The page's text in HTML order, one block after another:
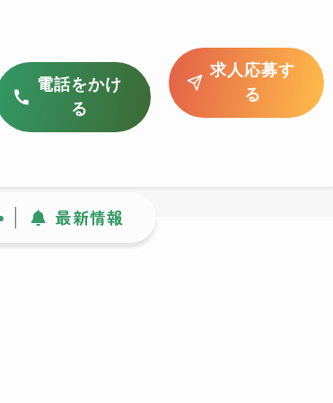
最新情報
電話をかけ
る
求人応募す
る